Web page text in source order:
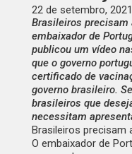
22 de setembro, 2021
Brasileiros precisam
embaixador de
publicou um vídeo
que o governo
certificado de
governo brasileiro.
brasileiros que
necessitam
Brasileiros precisam
O embaixador de